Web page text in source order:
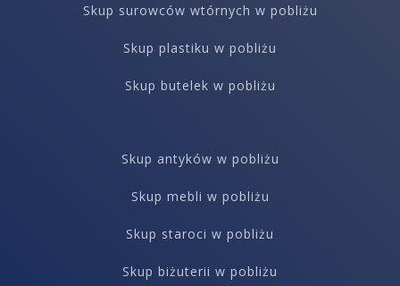
Skup surowców wtórnych w pobliżu
Skup plastiku w pobliżu
Skup butelek w pobliżu
Skup antyków w pobliżu
Skup mebli w pobliżu
Skup staroci w pobliżu
Skup biżuterii w pobliżu